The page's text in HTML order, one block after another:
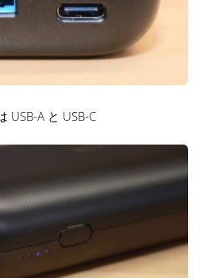
USB-A と USB-C